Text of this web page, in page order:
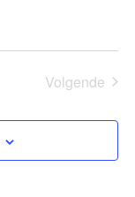
Volgende